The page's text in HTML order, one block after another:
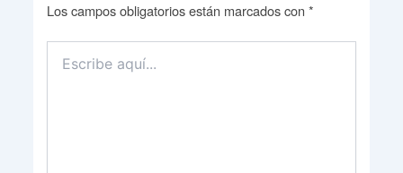
Los campos obligatorios están marcados con *
aquí...